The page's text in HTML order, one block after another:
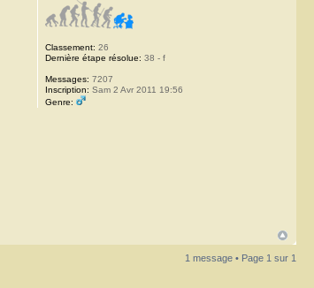
Classement: 26
Dernière étape résolue: 38 - f
Messages: 7207
Inscription: Sam 2 Avr 2011 19:56
Genre:
1 message • Page 1 sur 1